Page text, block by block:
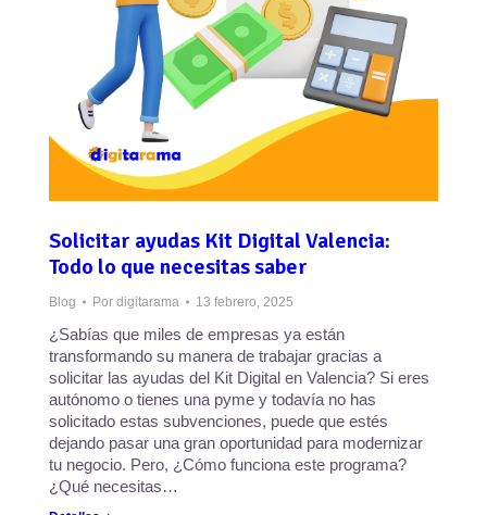
Solicitar ayudas Kit Digital Valencia:
Todo lo que necesitas saber
Blog Por digitarama 13 febrero, 2025
¿Sabías que miles de empresas ya están
transformando su manera de trabajar gracias a
solicitar las ayudas del Kit Digital en Valencia? Si eres
autónomo o tienes una pyme y todavía no has
solicitado estas subvenciones, puede que estés
dejando pasar una gran oportunidad para modernizar
tu negocio. Pero, ¿Cómo funciona este programa?
¿Qué necesitas…